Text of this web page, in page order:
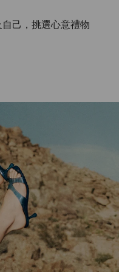
己，挑選心意禮物